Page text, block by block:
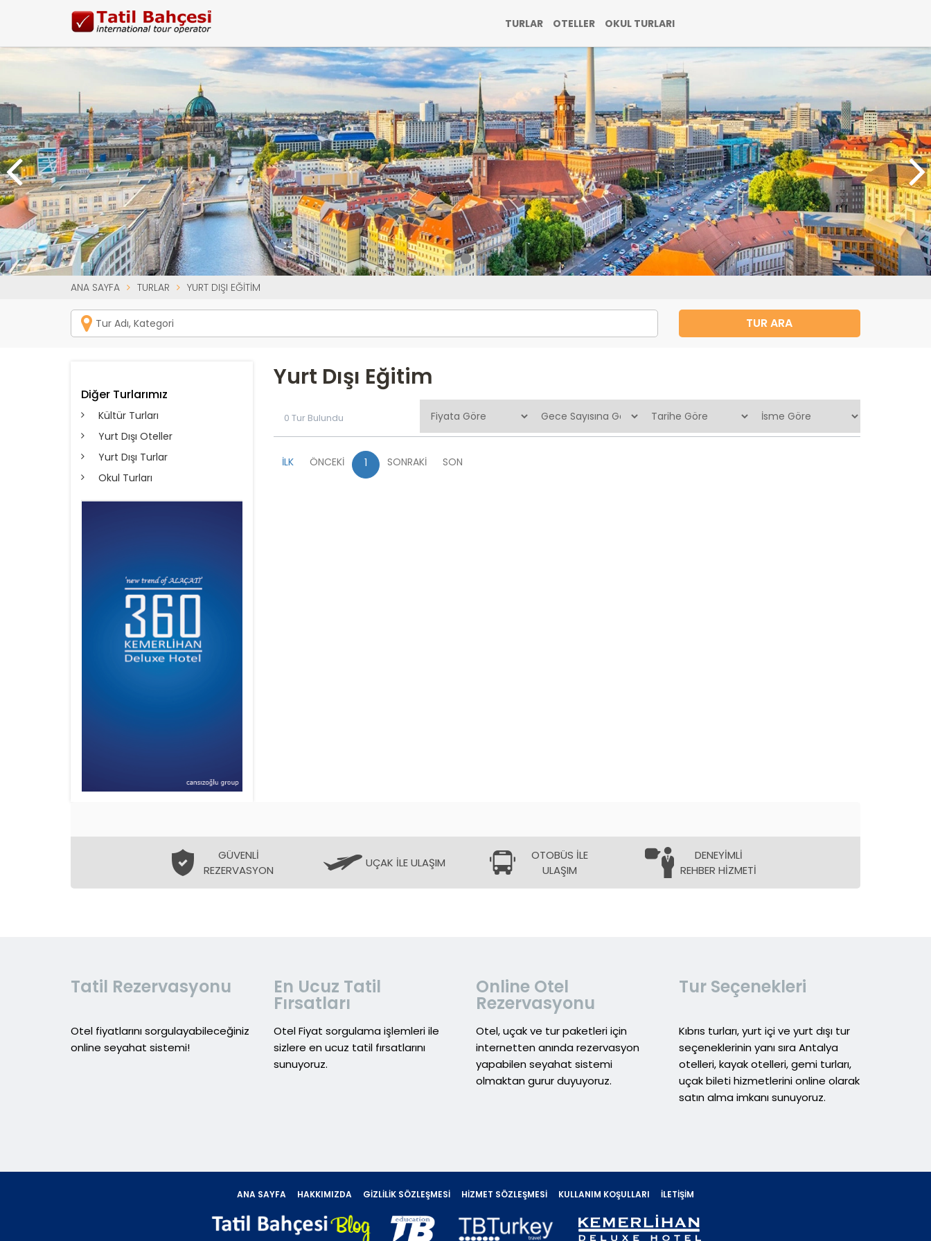
TURLAR OTELLER OKUL TURLARI
ANA SAYFA TURLAR YURT DIŞI EĞITIM
TUR ARA
Diğer Turlarımız
Kültür Turları
Yurt Dışı Oteller
Yurt Dışı Turlar
Okul Turları
Yurt Dışı Eğitim
0 Tur Bulundu
İLK ÖNCEKİ 1 SONRAKİ SON
GÜVENLİ
REZERVASYON
UÇAK İLE ULAŞIM
OTOBÜS İLE
ULAŞIM
DENEYİMLİ
REHBER HİZMETİ
Tatil Rezervasyonu
Otel fiyatlarını sorgulayabileceğiniz
online seyahat sistemi!
En Ucuz Tatil
Fırsatları
Otel Fiyat sorgulama işlemleri ile
sizlere en ucuz tatil fırsatlarını
sunuyoruz.
Online Otel
Rezervasyonu
Otel, uçak ve tur paketleri için
internetten anında rezervasyon
yapabilen seyahat sistemi
olmaktan gurur duyuyoruz.
Tur Seçenekleri
Kıbrıs turları, yurt içi ve yurt dışı tur
seçeneklerinin yanı sıra Antalya
otelleri, kayak otelleri, gemi turları,
uçak bileti hizmetlerini online olarak
satın alma imkanı sunuyoruz.
ANA SAYFA HAKKIMIZDA GIZLILIK SÖZLEŞMESI HIZMET SÖZLEŞMESI KULLANIM KOŞULLARI İLETIŞIM